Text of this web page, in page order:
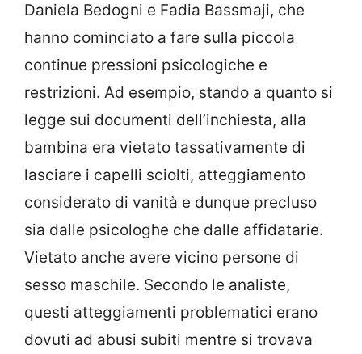
Daniela Bedogni e Fadia Bassmaji, che
hanno cominciato a fare sulla piccola
continue pressioni psicologiche e
restrizioni. Ad esempio, stando a quanto si
legge sui documenti dell’inchiesta, alla
bambina era vietato tassativamente di
lasciare i capelli sciolti, atteggiamento
considerato di vanità e dunque precluso
sia dalle psicologhe che dalle affidatarie.
Vietato anche avere vicino persone di
sesso maschile. Secondo le analiste,
questi atteggiamenti problematici erano
dovuti ad abusi subiti mentre si trovava